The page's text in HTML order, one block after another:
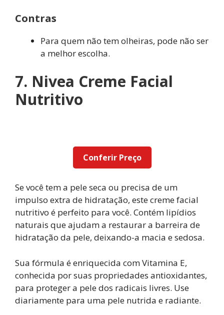
Contras
Para quem não tem olheiras, pode não ser
a melhor escolha.
7. Nivea Creme Facial
Nutritivo
Conferir Preço
Se você tem a pele seca ou precisa de um
impulso extra de hidratação, este creme facial
nutritivo é perfeito para você. Contém lipídios
naturais que ajudam a restaurar a barreira de
hidratação da pele, deixando-a macia e sedosa.
Sua fórmula é enriquecida com Vitamina E,
conhecida por suas propriedades antioxidantes,
para proteger a pele dos radicais livres. Use
diariamente para uma pele nutrida e radiante.